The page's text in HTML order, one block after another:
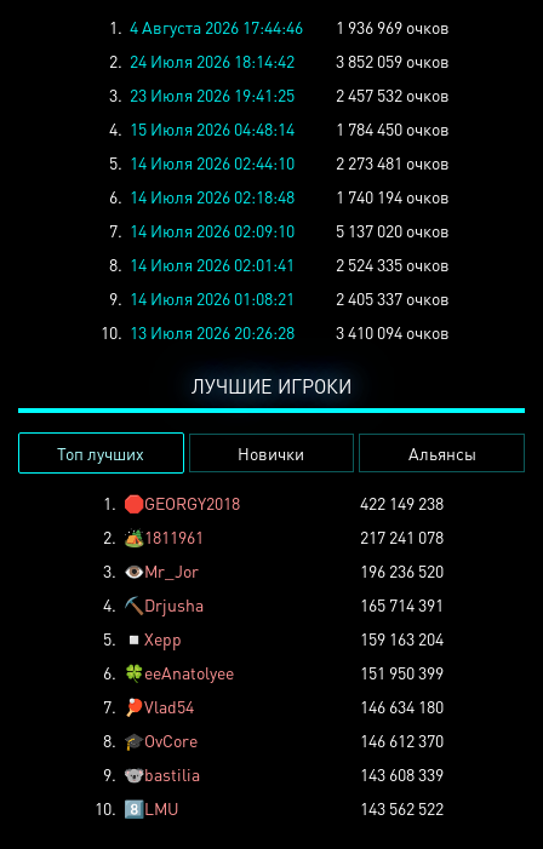
1. 4 Августа 2026 17:44:46
1 936 969 очков
2. 24 Июля 2026 18:14:42
3 852 059 очков
3. 23 Июля 2026 19:41:25
2 457 532 очков
4. 15 Июля 2026 04:48:14
1 784 450 очков
5. 14 Июля 2026 02:44:10
2 273 481 очков
6. 14 Июля 2026 02:18:48
1 740 194 очков
7. 14 Июля 2026 02:09:10
5 137 020 очков
8. 14 Июля 2026 02:01:41
2 524 335 очков
9. 14 Июля 2026 01:08:21
2 405 337 очков
10. 13 Июля 2026 20:26:28 3 410 094 очков
ЛУЧШИЕ ИГРОКИ
Топ лучших Новички Альянсы
1. 🛑GEORGY2018
422 149 238
2. 🏕️1811961
217 241 078
3. 👁️Mr_Jor
196 236 520
4. ⛏️ Drjusha
165 714 391
5.
◽ Xepp
159 163 204
6. 🍀eeAnatolyee
151 950 399
7.
🏓Vlad54
146 634 180
8. 🎓OvCore
146 612 370
9. 🐨bastilia
143 608 339
10. 8️⃣LMU 143 562 522